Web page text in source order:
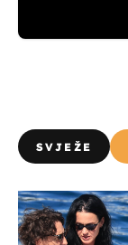
SVJEŽE